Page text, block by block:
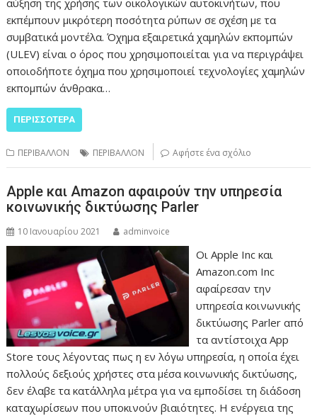
εκπέμπουν μικρότερη ποσότητα ρύπων σε σχέση με τα
συμβατικά μοντέλα. Όχημα εξαιρετικά χαμηλών εκπομπών
(ULEV) είναι ο όρος που χρησιμοποιείται για να περιγράψει
οποιοδήποτε όχημα που χρησιμοποιεί τεχνολογίες χαμηλών
εκπομπών άνθρακα…
ΠΕΡΙΣΣΌΤΕΡΑ
ΠΕΡΙΒΑΛΛΟΝ ΠΕΡΙΒΑΛΛΟΝ Αφήστε ένα σχόλιο
Apple και Amazon αφαιρούν την υπηρεσία
κοινωνικής δικτύωσης Parler
10 Ιανουαρίου 2021 adminvoice
Οι Apple Inc και
Amazon.com Inc
αφαίρεσαν την
υπηρεσία κοινωνικής
δικτύωσης Parler από
τα αντίστοιχα App
Store τους λέγοντας πως η εν λόγω υπηρεσία, η οποία έχει
πολλούς δεξιούς χρήστες στα μέσα κοινωνικής δικτύωσης,
δεν έλαβε τα κατάλληλα μέτρα για να εμποδίσει τη διάδοση
καταχωρίσεων που υποκινούν βιαιότητες. Η ενέργεια της